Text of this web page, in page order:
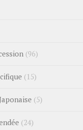
(96)
(15)
(5)
(24)